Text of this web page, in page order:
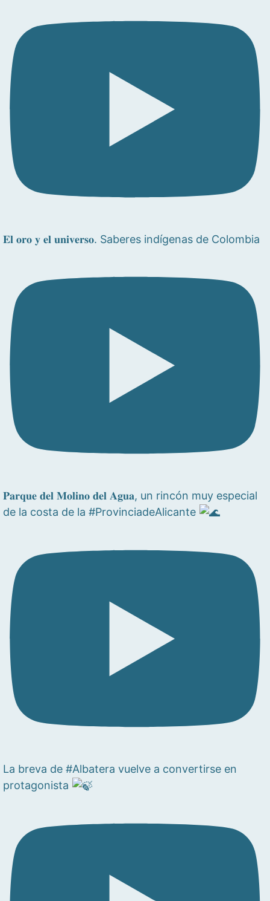
𝐄𝐥 𝐨𝐫𝐨 𝐲 𝐞𝐥 𝐮𝐧𝐢𝐯𝐞𝐫𝐬𝐨. Saberes indígenas de Colombia
𝐏𝐚𝐫𝐪𝐮𝐞 𝐝𝐞𝐥 𝐌𝐨𝐥𝐢𝐧𝐨 𝐝𝐞𝐥 𝐀𝐠𝐮𝐚, un rincón muy especial
de la costa de la #ProvinciadeAlicante
La breva de #Albatera vuelve a convertirse en
protagonista